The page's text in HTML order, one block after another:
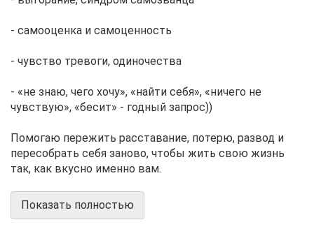
- самооценка и самоценность
- чувство тревоги, одиночества
- «не знаю, чего хочу», «найти себя», «ничего не
чувствую», «бесит» - годный запрос))
Помогаю пережить расставание, потерю, развод и
пересобрать себя заново, чтобы жить свою жизнь
так, как вкусно именно вам.
Показать полностью